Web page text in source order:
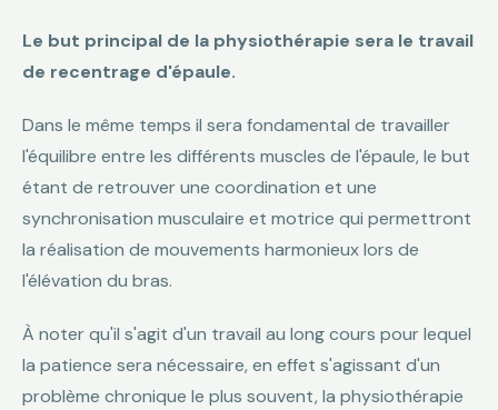
Le but principal de la physiothérapie sera le travail
de recentrage d'épaule.
Dans le même temps il sera fondamental de travailler
l'équilibre entre les différents muscles de l'épaule, le but
étant de retrouver une coordination et une
synchronisation musculaire et motrice qui permettront
la réalisation de mouvements harmonieux lors de
l'élévation du bras.
À noter qu'il s'agit d'un travail au long cours pour lequel
la patience sera nécessaire, en effet s'agissant d'un
problème chronique le plus souvent, la physiothérapie